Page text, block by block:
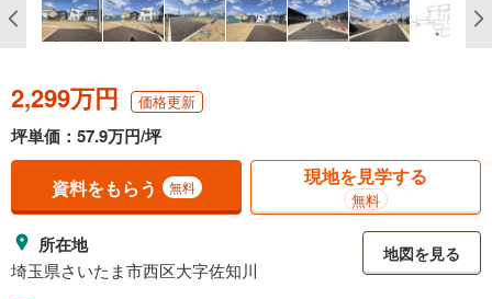
2,299万円 価格更新
坪単価：57.9万円/坪
資料をもらう 無料 現地を見学する
無料
所在地
埼玉県さいたま市西区大字佐知川
地図を見る